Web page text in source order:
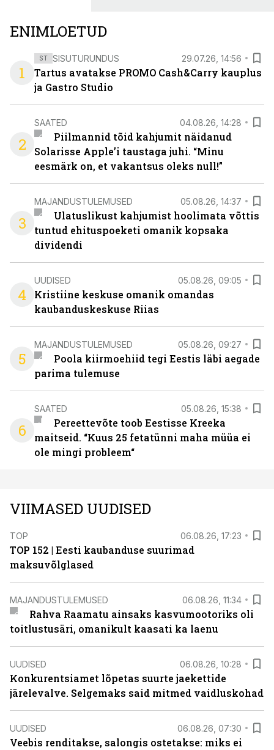
ENIMLOETUD
1
ST SISUTURUNDUS 29.07.26, 14:56
Tartus avatakse PROMO Cash&Carry kauplus
ja Gastro Studio
2
SAATED 04.08.26, 14:28
Piilmannid tõid kahjumit näidanud
Solarisse Apple’i taustaga juhi. “Minu
eesmärk on, et vakantsus oleks null!”
3
MAJANDUSTULEMUSED 05.08.26, 14:37
Ulatuslikust kahjumist hoolimata võttis
tuntud ehituspoeketi omanik kopsaka
dividendi
4
UUDISED 05.08.26, 09:05
Kristiine keskuse omanik omandas
kaubanduskeskuse Riias
5
MAJANDUSTULEMUSED 05.08.26, 09:27
Poola kiirmoehiid tegi Eestis läbi aegade
parima tulemuse
6
SAATED 05.08.26, 15:38
Pereettevõte toob Eestisse Kreeka
maitseid. “Kuus 25 fetatünni maha müüa ei
ole mingi probleem“
VIIMASED UUDISED
TOP 06.08.26, 17:23
TOP 152 | Eesti kaubanduse suurimad
maksuvõlglased
MAJANDUSTULEMUSED 06.08.26, 11:34
Rahva Raamatu ainsaks kasvumootoriks oli
toitlustusäri, omanikult kaasati ka laenu
UUDISED 06.08.26, 10:28
Konkurentsiamet lõpetas suurte jaekettide
järelevalve. Selgemaks said mitmed vaidluskohad
UUDISED 06.08.26, 07:30
Veebis renditakse, salongis ostetakse: miks ei